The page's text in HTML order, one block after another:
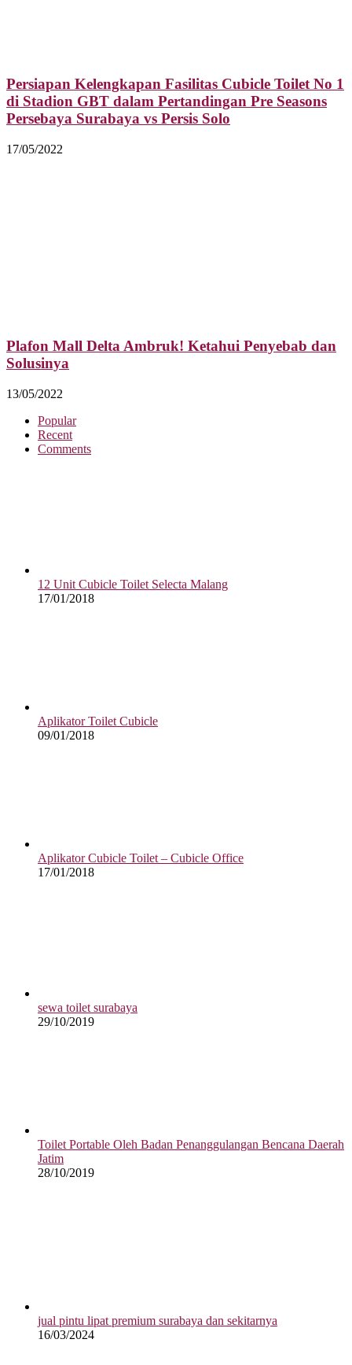
Persiapan Kelengkapan Fasilitas Cubicle Toilet No 1
di Stadion GBT dalam Pertandingan Pre Seasons
Persebaya Surabaya vs Persis Solo
17/05/2022
Plafon Mall Delta Ambruk! Ketahui Penyebab dan
Solusinya
13/05/2022
Popular
Recent
Comments
12 Unit Cubicle Toilet Selecta Malang
17/01/2018
Aplikator Toilet Cubicle
09/01/2018
Aplikator Cubicle Toilet – Cubicle Office
17/01/2018
sewa toilet surabaya
29/10/2019
Toilet Portable Oleh Badan Penanggulangan Bencana Daerah
Jatim
28/10/2019
jual pintu lipat premium surabaya dan sekitarnya
16/03/2024